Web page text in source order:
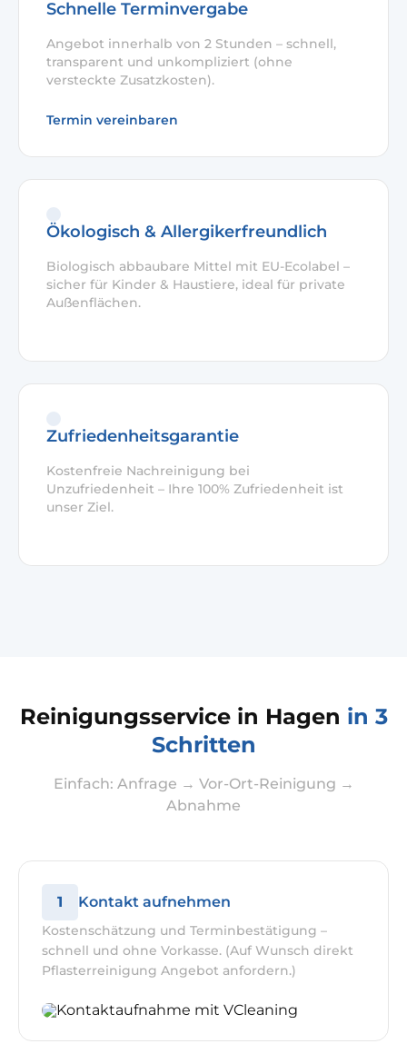
Schnelle Terminvergabe
Angebot innerhalb von 2 Stunden – schnell,
transparent und unkompliziert (ohne
versteckte Zusatzkosten).
Termin vereinbaren
Ökologisch & Allergikerfreundlich
Biologisch abbaubare Mittel mit EU-Ecolabel –
sicher für Kinder & Haustiere, ideal für private
Außenflächen.
Zufriedenheitsgarantie
Kostenfreie Nachreinigung bei
Unzufriedenheit – Ihre 100% Zufriedenheit ist
unser Ziel.
Reinigungsservice in Hagen in 3
Schritten
Einfach: Anfrage → Vor-Ort-Reinigung →
Abnahme
1 Kontakt aufnehmen
Kostenschätzung und Terminbestätigung –
schnell und ohne Vorkasse. (Auf Wunsch direkt
Pflasterreinigung Angebot anfordern.)